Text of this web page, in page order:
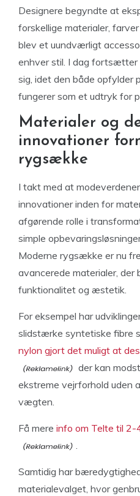
Designere begyndte at
forskellige materialer,
blev et uundværligt
enhver stil. I dag
sig, idet den både opfylder
fungerer som et udtryk for
Materialer og
innovationer
rygsække
I takt med at
innovationer inden for
afgørende rolle i
simple
Moderne rygsække er nu
avancerede materialer, der
funktionalitet og æstetik.
For eksempel har
slidstærke syntetiske fibre
nylon gjort det muligt at
der kan
ekstreme vejrforhold uden
vægten.
Få mere info om Telte til 2-
Samtidig har
materialevalget, hvor